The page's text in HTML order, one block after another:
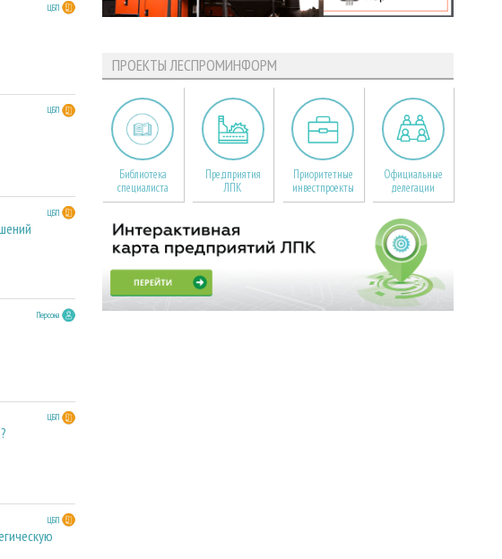
ЦБП
ЦБП
ЦБП
Персона
ЦБП
ЦБП
ПРОЕКТЫ ЛЕСПРОМИНФОРМ
Библиотека
специалиста
Предприятия
ЛПК
Приоритетные
инвестпроекты
Официальные
делегации